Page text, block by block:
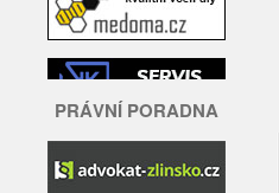
PRÁVNÍ PORADNA